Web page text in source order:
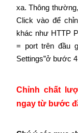
xa. Thông
Click vào để
khác như HTTP
= port trên đầu
Settings”ở bước 4
Chỉnh chất
ngay từ bước